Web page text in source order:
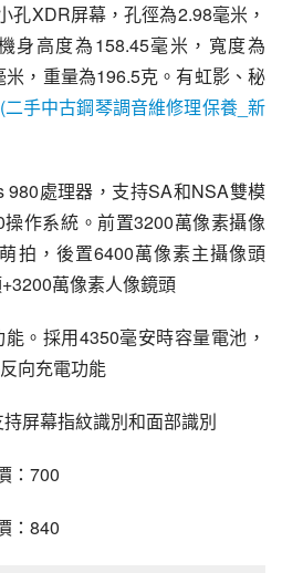
孔XDR屏幕，孔徑為2.98毫米，
身高度為158.45毫米，寬度為
，重量為196.5克。有虹影、秘
(二手中古鋼琴調音維修理保養_新
980處理器，支持SA和NSA雙模
作系統。前置3200萬像素攝像
拍，後置6400萬像素主攝像頭
萬像素人像鏡頭
。採用4350毫安時容量電池，
向充電功能
屏幕指紋識別和面部識別
：700
：840